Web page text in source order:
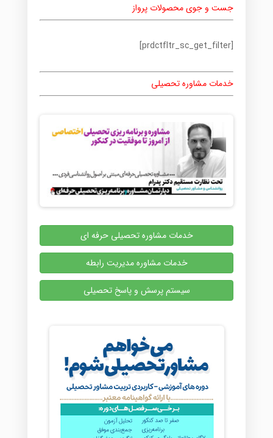
جست و جوی محصولات پرواز
[prdctfltr_sc_get_filter]
خدمات مشاوره تحصیلی
خدمات مشاوره تحصیلی حرفه ای
خدمات مشاوره مدیریت رابطه
سیستم پرسش و پاسخ تحصیلی